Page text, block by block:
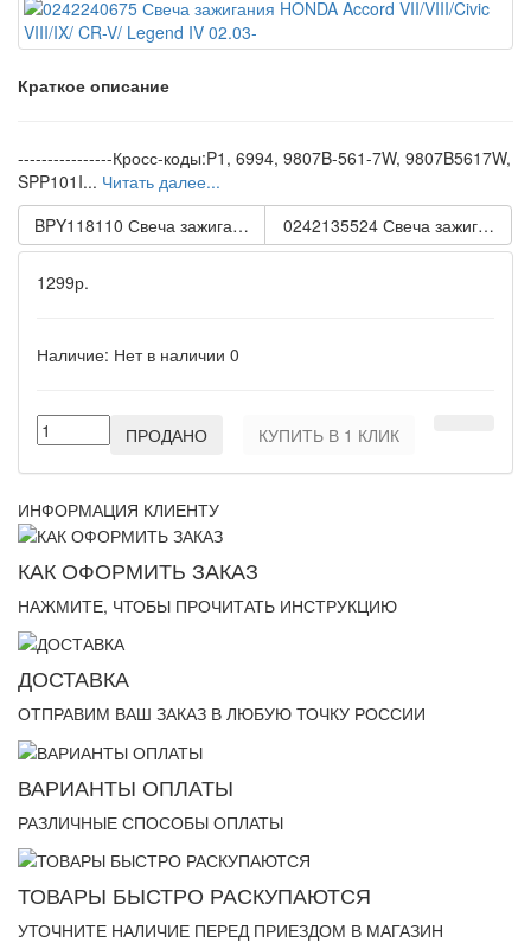
Краткое описание
----------------Кросс-коды:P1, 6994, 9807B-561-7W, 9807B5617W,
SPP101I... Читать далее...
BPY118110 Свеча зажигания MAZDA 2/ 3 (BKR5E-11)
0242135524 Свеча зажигания
1299р.
Наличие: Нет в наличии 0
ПРОДАНО КУПИТЬ В 1 КЛИК
ИНФОРМАЦИЯ КЛИЕНТУ
КАК ОФОРМИТЬ ЗАКАЗ
НАЖМИТЕ, ЧТОБЫ ПРОЧИТАТЬ ИНСТРУКЦИЮ
ДОСТАВКА
ОТПРАВИМ ВАШ ЗАКАЗ В ЛЮБУЮ ТОЧКУ РОССИИ
ВАРИАНТЫ ОПЛАТЫ
РАЗЛИЧНЫЕ СПОСОБЫ ОПЛАТЫ
ТОВАРЫ БЫСТРО РАСКУПАЮТСЯ
УТОЧНИТЕ НАЛИЧИЕ ПЕРЕД ПРИЕЗДОМ В МАГАЗИН